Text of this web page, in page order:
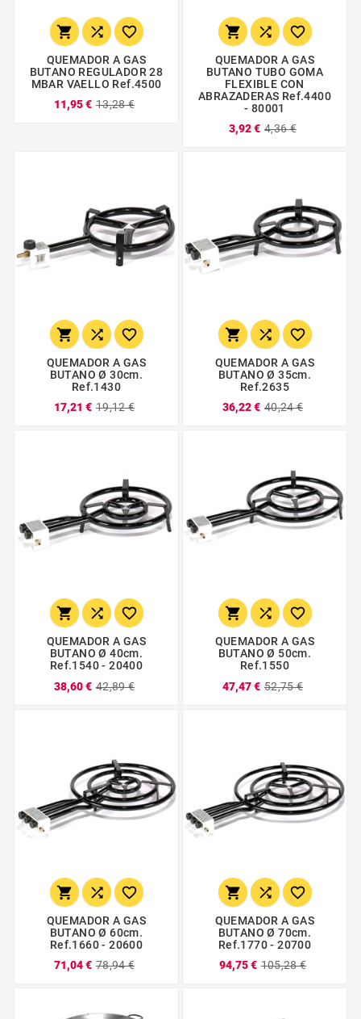
  
QUEMADOR A GAS
BUTANO REGULADOR 28
MBAR VAELLO Ref.4500
11,95 € 13,28 €
  
QUEMADOR A GAS
BUTANO TUBO GOMA
FLEXIBLE CON
ABRAZADERAS Ref.4400
- 80001
3,92 € 4,36 €
  
QUEMADOR A GAS
BUTANO Ø 30cm.
Ref.1430
17,21 € 19,12 €
  
QUEMADOR A GAS
BUTANO Ø 35cm.
Ref.2635
36,22 € 40,24 €
  
QUEMADOR A GAS
BUTANO Ø 40cm.
Ref.1540 - 20400
38,60 € 42,89 €
  
QUEMADOR A GAS
BUTANO Ø 50cm.
Ref.1550
47,47 € 52,75 €
  
QUEMADOR A GAS
BUTANO Ø 60cm.
Ref.1660 - 20600
71,04 € 78,94 €
  
QUEMADOR A GAS
BUTANO Ø 70cm.
Ref.1770 - 20700
94,75 € 105,28 €